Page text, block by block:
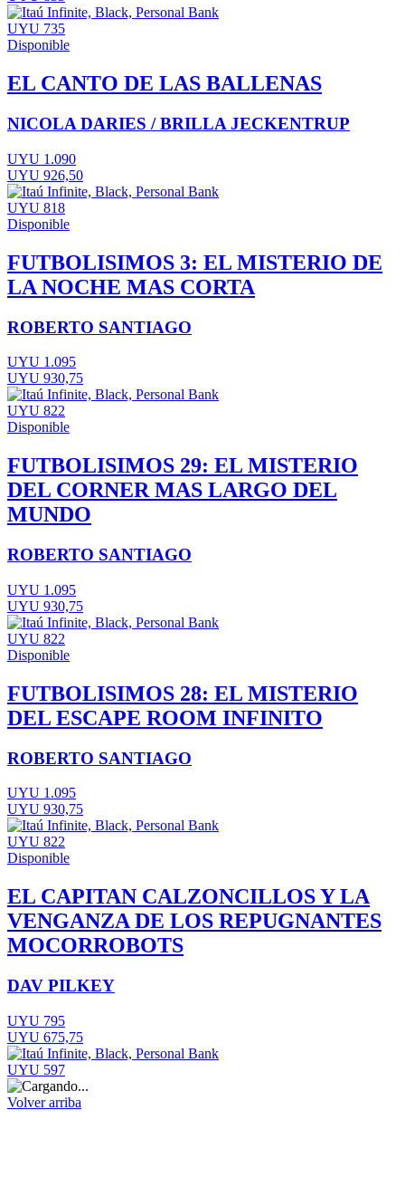
UYU 735
Disponible
EL CANTO DE LAS BALLENAS
NICOLA DARIES / BRILLA JECKENTRUP
UYU 1.090
UYU 926,50
UYU 818
Disponible
FUTBOLISIMOS 3: EL MISTERIO DE
LA NOCHE MAS CORTA
ROBERTO SANTIAGO
UYU 1.095
UYU 930,75
UYU 822
Disponible
FUTBOLISIMOS 29: EL MISTERIO
DEL CORNER MAS LARGO DEL
MUNDO
ROBERTO SANTIAGO
UYU 1.095
UYU 930,75
UYU 822
Disponible
FUTBOLISIMOS 28: EL MISTERIO
DEL ESCAPE ROOM INFINITO
ROBERTO SANTIAGO
UYU 1.095
UYU 930,75
UYU 822
Disponible
EL CAPITAN CALZONCILLOS Y LA
VENGANZA DE LOS REPUGNANTES
MOCORROBOTS
DAV PILKEY
UYU 795
UYU 675,75
UYU 597
Volver arriba